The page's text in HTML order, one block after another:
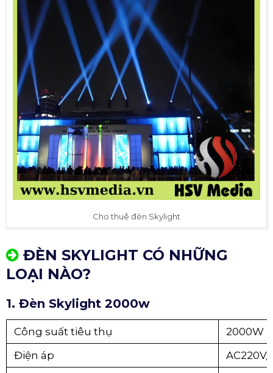
Cho thuê đèn Skylight
ĐÈN SKYLIGHT CÓ NHỮNG
LOẠI NÀO?
1. Đèn Skylight 2000w
Công suất tiêu thụ
2000W
Điện áp
AC220V/